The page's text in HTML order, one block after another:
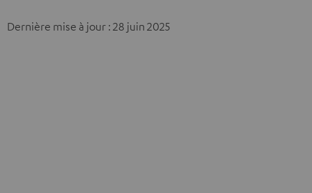
Dernière mise à jour : 28 juin 2025